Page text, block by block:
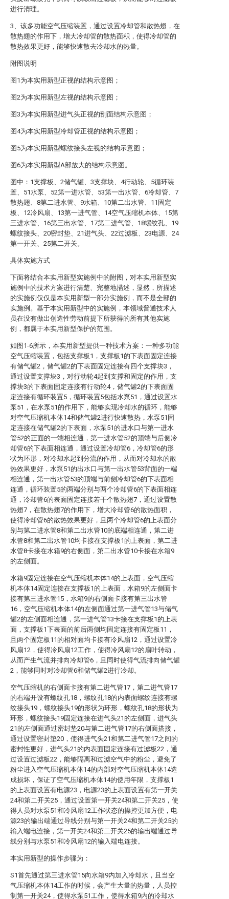
进行清理。
3、该多功能空气压缩装置，通过设置冷却管和散热翅，在
散热翅的作用下，增大冷却管的散热面积，使得冷却管的
散热效果更好，能够快速散去冷却水的热量。
附图说明
图1为本实用新型正视的结构示意图；
图2为本实用新型左视的结构示意图；
图3为本实用新型进气头正视的剖面结构示意图；
图4为本实用新型冷却管正视的结构示意图；
图5为本实用新型螺纹接头左视的结构示意图；
图6为本实用新型A部放大的结构示意图。
图中：1支撑板、2储气罐、3支撑块、4行动轮、5循环装
置、51水泵、52第一进水管、53第一出水管、6冷却管、7
散热翅、8第二进水管、9水箱、10第二出水管、11固定
板、12冷风扇、13第一进气管、14空气压缩机本体、15第
三进水管、16第三出水管、17第二进气管、18螺纹孔、19
螺纹接头、20密封垫、21进气头、22过滤板、23电源、24
第一开关、25第二开关。
具体实施方式
下面将结合本实用新型实施例中的附图，对本实用新型实
施例中的技术方案进行清楚、完整地描述，显然，所描述
的实施例仅仅是本实用新型一部分实施例，而不是全部的
实施例。基于本实用新型中的实施例，本领域普通技术人
员在没有做出创造性劳动前提下所获得的所有其他实施
例，都属于本实用新型保护的范围。
如图1-6所示，本实用新型提供一种技术方案：一种多功能
空气压缩装置，包括支撑板1，支撑板1的下表面固定连接
有储气罐2，储气罐2的下表面固定连接有四个支撑块3，
通过设置支撑块3，对行动轮4起到支撑和固定的作用，支
撑块3的下表面固定连接有行动轮4，储气罐2的下表面固
定连接有循环装置5，循环装置5包括水泵51，通过设置水
泵51，在水泵51的作用下，能够实现冷却水的循环，能够
对空气压缩机本体14和储气罐2进行快速散热，水泵51固
定连接在储气罐2的下表面，水泵51的进水口与第一进水
管52的正面的一端相连通，第一进水管52的顶端与后侧冷
却管6的下表面相连通，通过设置冷却管6，冷却管6的形
状为环形，对冷却水起到分流的作用，从而对冷却水的散
热效果更好，水泵51的出水口与第一出水管53背面的一端
相连通，第一出水管53的顶端与前侧冷却管6的下表面相
连通，循环装置5的两端分别与两个冷却管6的下表面相连
通，冷却管6的表面固定连接若干个散热翅7，通过设置散
热翅7，在散热翅7的作用下，增大冷却管6的散热面积，
使得冷却管6的散热效果更好，且两个冷却管6的上表面分
别与第二进水管8和第二出水管10的底端相连通，第二进
水管8和第二出水管10均卡接在支撑板1的上表面，第二进
水管8卡接在水箱9的右侧面，第二出水管10卡接在水箱9
的左侧面。
水箱9固定连接在空气压缩机本体14的上表面，空气压缩
机本体14固定连接在支撑板1的上表面，水箱9的左侧面卡
接有第三进水管15，水箱9的右侧面卡接有第三出水管
16，空气压缩机本体14的左侧面通过第一进气管13与储气
罐2的左侧面相连通，第一进气管13卡接在支撑板1的上表
面，支撑板1下表面的前后两侧均固定连接有固定板11，
且两个固定板11的相对面均卡接有冷风扇12，通过设置冷
风扇12，使得冷风扇12工作，使得冷风扇12的扇叶转动，
从而产生气流并排向冷却管6，且同时使得气流排向储气罐
2，能够同时对冷却管6和储气罐2进行冷却。
空气压缩机的右侧面卡接有第二进气管17，第二进气管17
的右端开设有螺纹孔18，螺纹孔18的内表面螺纹连接有螺
纹接头19，螺纹接头19的形状为环形，螺纹孔18的形状为
环形，螺纹接头19固定连接在进气头21的左侧面，进气头
21的左侧面通过密封垫20与第二进气管17的右侧面搭接，
通过设置密封垫20，使得进气头21和第二进气管17之间的
密封性更好，进气头21的内表面固定连接有过滤板22，通
过设置过滤板22，能够隔离和过滤空气中的粉尘，避免了
粉尘进入空气压缩机本体14的内部对空气压缩机本体14造
成损坏，保证了空气压缩机本体14的使用年限，支撑板1
的上表面设置有电源23，电源23的上表面设置有第一开关
24和第二开关25，通过设置第一开关24和第二开关25，使
得人员对水泵51和冷风扇12工作状态的操控更加方便，电
源23的输出端通过导线分别与第一开关24和第二开关25的
输入端电连接，第一开关24和第二开关25的输出端通过导
线分别与水泵51和冷风扇12的输入端电连接。
本实用新型的操作步骤为：
S1首先通过第三进水管15向水箱9内加入冷却水，且当空
气压缩机本体14工作的时候，会产生大量的热量，人员控
制第一开关24，使得水泵51工作，使得水箱9内的冷却水